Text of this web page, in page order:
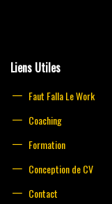
Liens Utiles
Faut Falla Le Work
Coaching
Formation
Conception de CV
Contact